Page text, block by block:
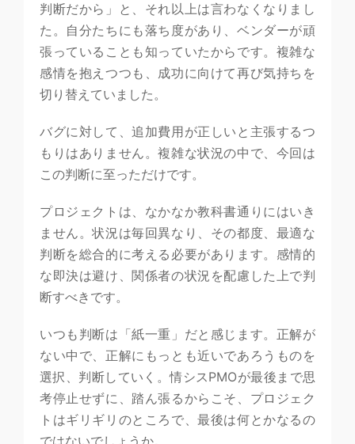
判断だから」と、それ以上は言わなくなりまし
た。自分たちにも落ち度があり、ベンダーが頑
張っていることも知っていたからです。複雑な
感情を抱えつつも、成功に向けて再び気持ちを
切り替えていました。
バグに対して、追加費用が正しいと主張するつ
もりはありません。複雑な状況の中で、今回は
この判断に至っただけです。
プロジェクトは、なかなか教科書通りにはいき
ません。状況は毎回異なり、その都度、最適な
判断を総合的に考える必要があります。感情的
な即決は避け、関係者の状況を配慮した上で判
断すべきです。
いつも判断は「紙一重」だと感じます。正解が
ない中で、正解にもっとも近いであろうものを
選択、判断していく。情シスPMOが最後まで思
考停止せずに、踏ん張るからこそ、プロジェク
トはギリギリのところで、最後は何とかなるの